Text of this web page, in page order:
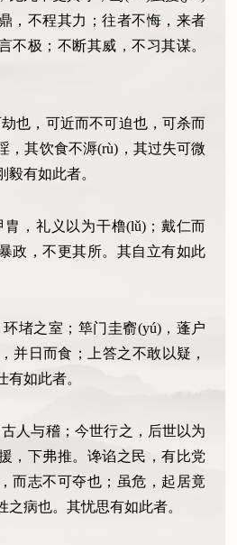
，不程其力；往者不悔，来者
不极；不断其威，不习其谋。
也，可近而不可迫也，可杀而
，其饮食不溽(rù)，其过失可微
有如此者。
胄，礼义以为干橹(lǔ)；戴仁而
政，不更其所。其自立有如此
堵之室；筚门圭窬(yú)，蓬户
并日而食；上答之不敢以疑，
有如此者。
人与稽；今世行之，后世以为
，下弗推。谗谄之民，有比党
而志不可夺也；虽危，起居竟
病也。其忧思有如此者。